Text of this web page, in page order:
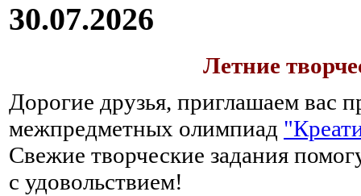
30.07.2026
Летние
Дорогие друзья, приглашаем вас
межпредметных олимпиад
Свежие творческие задания
с удовольствием!